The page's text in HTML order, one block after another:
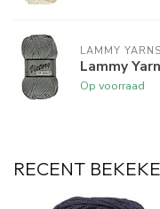
LAMMY YARNS
Lammy
Op voorraad
RECENT